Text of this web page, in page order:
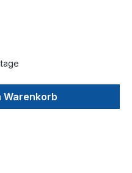
Warenkorb